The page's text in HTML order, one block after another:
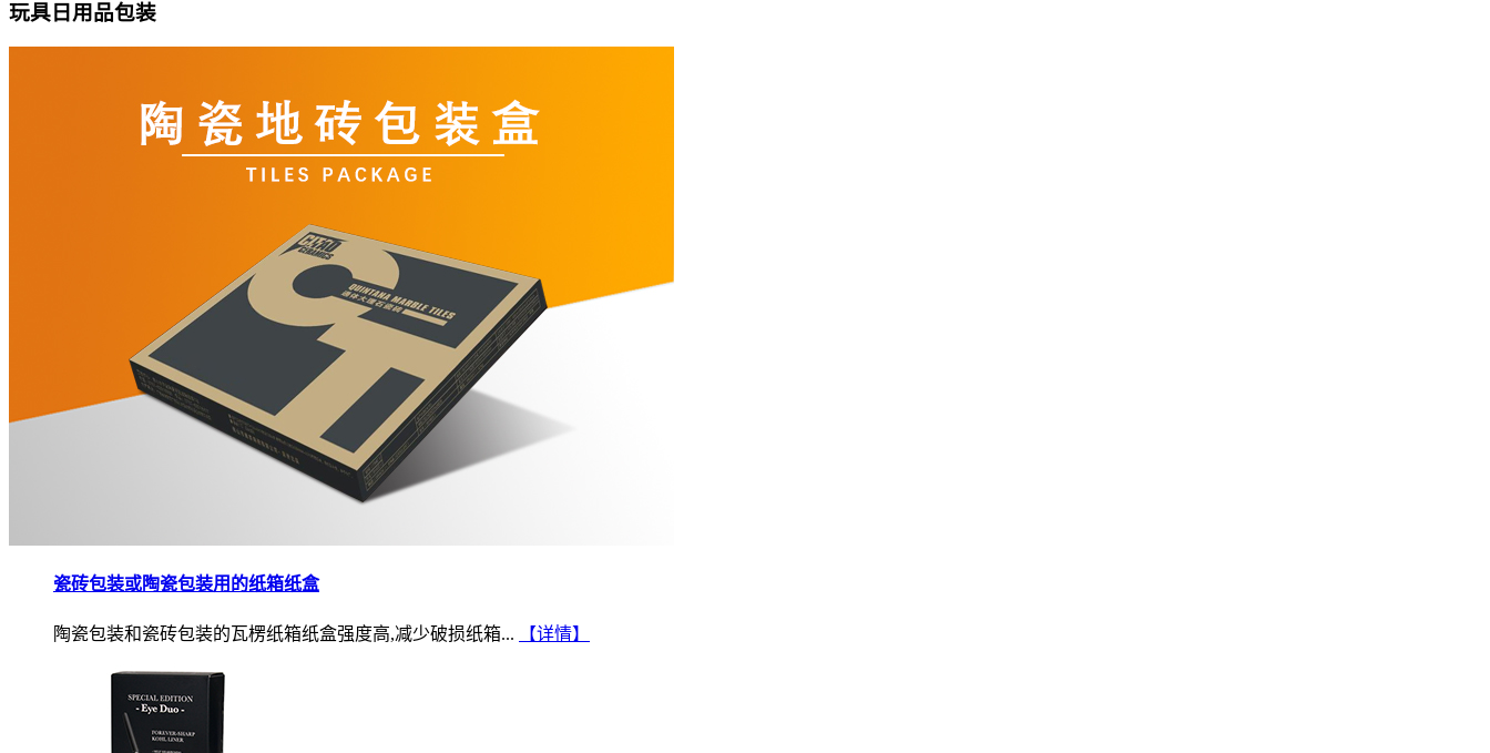
玩具日用品包装
瓷砖包装或陶瓷包装用的纸箱纸盒
陶瓷包装和瓷砖包装的瓦楞纸箱纸盒强度高,减少破损纸箱... 【详情】